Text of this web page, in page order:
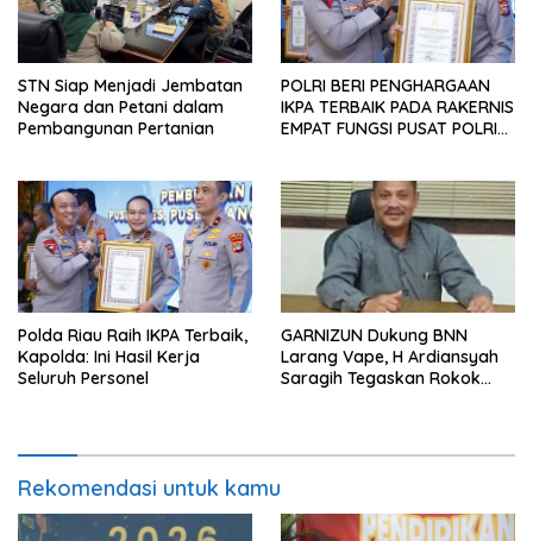
STN Siap Menjadi Jembatan
Negara dan Petani dalam
Pembangunan Pertanian
POLRI BERI PENGHARGAAN
IKPA TERBAIK PADA RAKERNIS
EMPAT FUNGSI PUSAT POLRI
Polda Riau Raih IKPA Terbaik,
Kapolda: Ini Hasil Kerja
Seluruh Personel
GARNIZUN Dukung BNN
Larang Vape, H Ardiansyah
Saragih Tegaskan Rokok
Rekomendasi untuk kamu